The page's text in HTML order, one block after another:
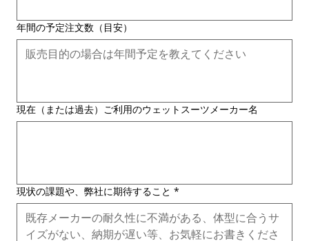
年間の予定注文数（目安）
現在（または過去）ご利用のウェットスーツメーカー名
現状の課題や、弊社に期待すること *